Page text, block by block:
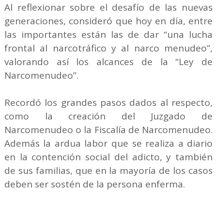
Al reflexionar sobre el desafío de las nuevas
generaciones, consideró que hoy en día, entre
las importantes están las de dar “una lucha
frontal al narcotráfico y al narco menudeo”,
valorando así los alcances de la “Ley de
Narcomenudeo”.
Recordó los grandes pasos dados al respecto,
como la creación del Juzgado de
Narcomenudeo o la Fiscalía de Narcomenudeo.
Además la ardua labor que se realiza a diario
en la contención social del adicto, y también
de sus familias, que en la mayoría de los casos
deben ser sostén de la persona enferma.